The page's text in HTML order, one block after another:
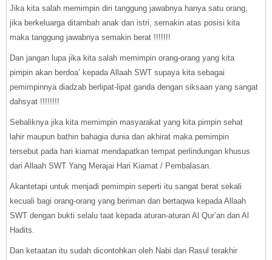
Jika kita salah memimpin diri tanggung jawabnya hanya satu orang,
jika berkeluarga ditambah anak dan istri, semakin atas posisi kita
maka tanggung jawabnya semakin berat !!!!!!!
Dan jangan lupa jika kita salah memimpin orang-orang yang kita
pimpin akan berdoa’ kepada Allaah SWT supaya kita sebagai
pemimpinnya diadzab berlipat-lipat ganda dengan siksaan yang sangat
dahsyat !!!!!!!!
Sebaliknya jika kita memimpin masyarakat yang kita pimpin sehat
lahir maupun bathin bahagia dunia dan akhirat maka pemimpin
tersebut pada hari kiamat mendapatkan tempat perlindungan khusus
dari Allaah SWT Yang Merajai Hari Kiamat / Pembalasan.
Akantetapi untuk menjadi pemimpin seperti itu sangat berat sekali
kecuali bagi orang-orang yang beriman dan bertaqwa kepada Allaah
SWT dengan bukti selalu taat kepada aturan-aturan Al Qur’an dan Al
Hadits.
Dan ketaatan itu sudah dicontohkan oleh Nabi dan Rasul terakhir